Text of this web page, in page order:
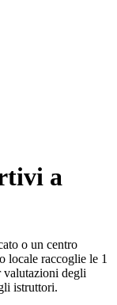
a
o un centro
locale raccoglie le 1
valutazioni degli
istruttori.